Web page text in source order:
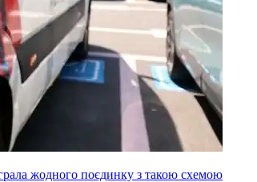
жодного поєдинку з такою схемою